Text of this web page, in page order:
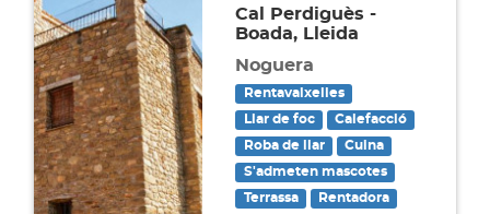
Cal Perdiguès -
Boada, Lleida
Noguera
Rentavaixelles
Llar de foc
Calefacció
Roba de llar
Cuina
S'admeten mascotes
Terrassa
Rentadora